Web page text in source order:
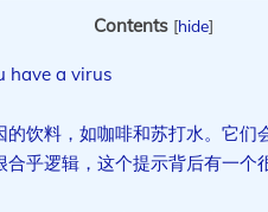
Contents [hide]
have a virus
饮料，如咖啡和苏打水。它们
乎逻辑，这个提示背后有一个